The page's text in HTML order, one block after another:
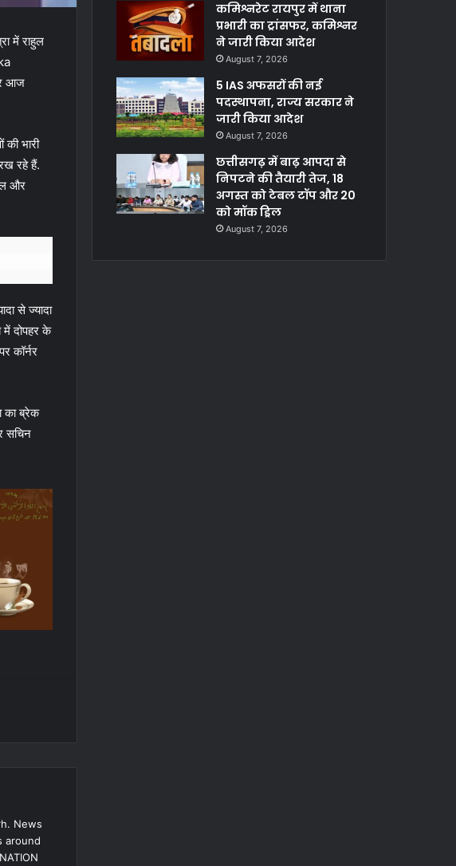
में राहुल
आज
भारी
रहे हैं.
और
से ज्यादा
में दोपहर के
कॉर्नर
का ब्रेक
सचिन
News
around
कमिश्नरेट रायपुर में थाना
प्रभारी का ट्रांसफर, कमिश्नर
ने जारी किया आदेश
August 7, 2026
5 IAS अफसरों की नई
पदस्थापना, राज्य सरकार ने
जारी किया आदेश
August 7, 2026
छत्तीसगढ़ में बाढ़ आपदा से
निपटने की तैयारी तेज, 18
अगस्त को टेबल टॉप और 20
को मॉक ड्रिल
August 7, 2026